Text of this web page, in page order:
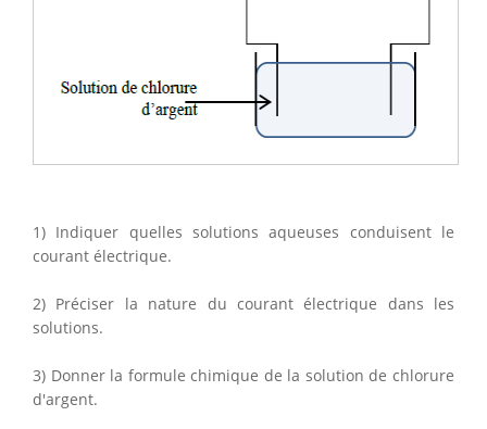
1) Indiquer quelles solutions aqueuses conduisent le
courant électrique.
2) Préciser la nature du courant électrique dans les
solutions.
3) Donner la formule chimique de la solution de chlorure
d'argent.